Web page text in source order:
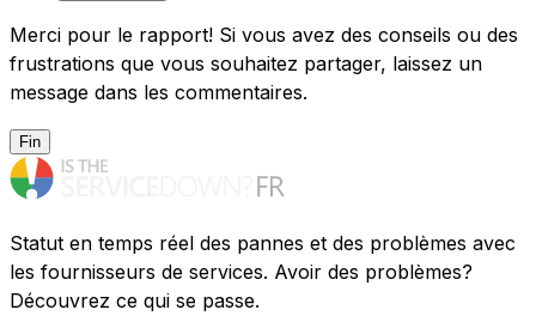
Merci pour le rapport! Si vous avez des conseils ou des
frustrations que vous souhaitez partager, laissez un
message dans les commentaires.
Fin
Statut en temps réel des pannes et des problèmes avec
les fournisseurs de services. Avoir des problèmes?
Découvrez ce qui se passe.